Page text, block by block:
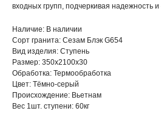
входных групп, подчеркивая надежность
Наличие: В наличии
Сорт гранита: Сезам Блэк G654
Вид изделия: Ступень
Размер: 350х2100х30
Обработка: Термообработка
Цвет: Тёмно-серый
Происхождение: Вьетнам
Вес 1шт. ступени: 60кг